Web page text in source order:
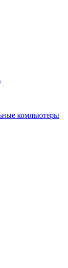
компьютеры